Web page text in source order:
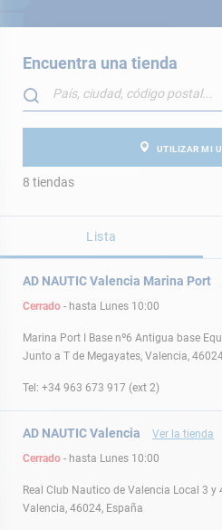
Encuentra una tienda
UTILIZAR MI
8 tiendas
Lista
AD NAUTIC Valencia Marina Port
Cerrado - hasta Lunes 10:00
Marina Port I Base nº6 Antigua base
Junto a T de Megayates, Valencia,
Tel: +34 963 673 917 (ext 2)
AD NAUTIC Valencia
Ver la tienda
Cerrado - hasta Lunes 10:00
Real Club Nautico de Valencia Local 3 y
Valencia, 46024, España